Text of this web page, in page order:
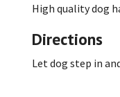
High quality dog
Directions
Let dog step in